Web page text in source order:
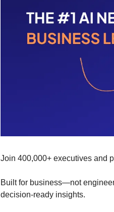
Join 400,000+ executives and
Built for business—not
decision-ready insights.